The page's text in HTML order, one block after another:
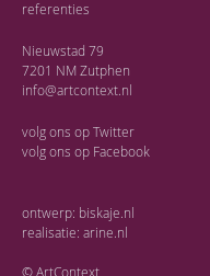
referenties
Nieuwstad 79
7201 NM Zutphen
info@artcontext.nl
volg ons opTwitter
volg ons op Facebook
ontwerp: biskaje.nl
realisatie: arine.nl
© ArtContext